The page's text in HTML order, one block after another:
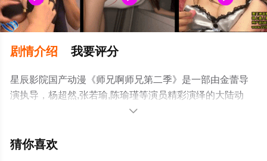
剧情介绍 我要评分
星辰影院国产动漫《师兄啊师兄第二季》是一部由金蕾导
演执导，杨超然,张若瑜,陈瑜瑾等演员精彩演绎的大陆动
漫，手机免费观看高清未删减完整版动漫全集就上星辰影
平台了解。

猜你喜欢